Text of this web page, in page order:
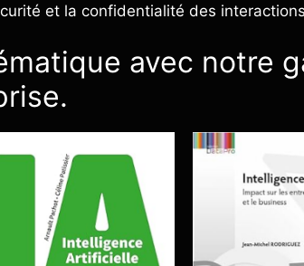
et la confidentialité des
avec notre